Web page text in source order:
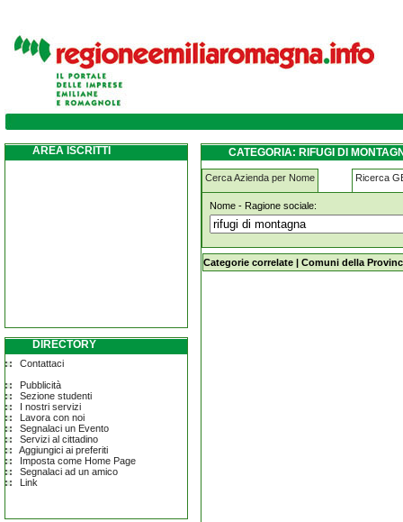
rifugi-di-montagna carpaneto-piacentino
AREA ISCRITTI
DIRECTORY
Contattaci
Pubblicità
Sezione studenti
I nostri servizi
Lavora con noi
Segnalaci un Evento
Servizi al cittadino
Aggiungici ai preferiti
Imposta come Home Page
Segnalaci ad un amico
Link
CATEGORIA: RIFUGI DI
Cerca Azienda per Nome Ricerca
Nome - Ragione sociale:
rifugi-di-montagna carpaneto-
Categorie correlate | Comuni della